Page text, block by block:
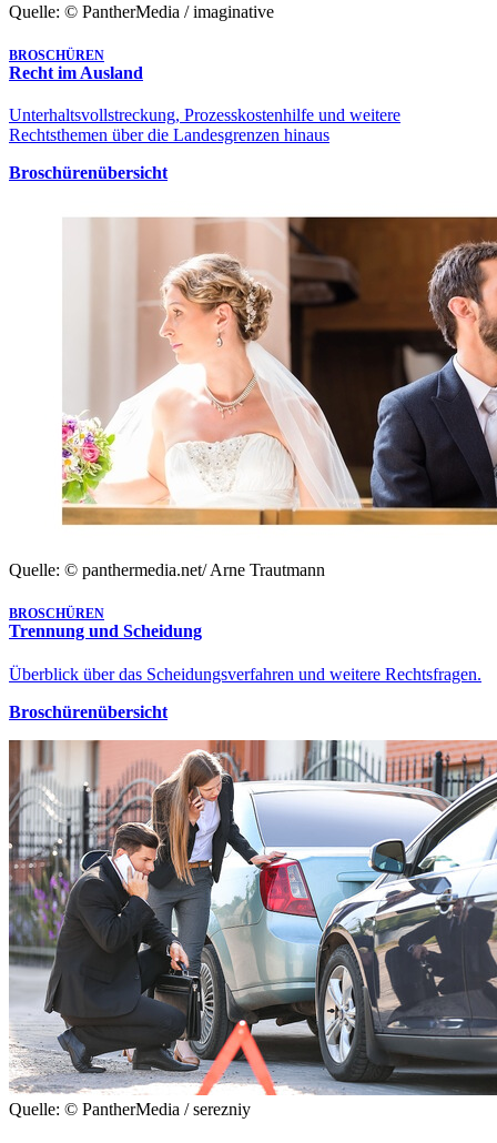
Quelle: © PantherMedia / imaginative
BROSCHÜREN
Recht im Ausland
Unterhaltsvollstreckung, Prozesskostenhilfe und weitere
Rechtsthemen über die Landesgrenzen hinaus
Broschürenübersicht
Quelle: © panthermedia.net/ Arne Trautmann
BROSCHÜREN
Trennung und Scheidung
Überblick über das Scheidungsverfahren und weitere Rechtsfragen.
Broschürenübersicht
Quelle: © PantherMedia / serezniy